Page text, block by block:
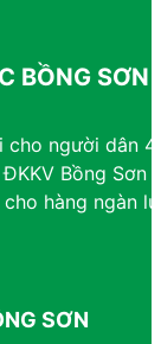
BỒNG SƠN
người dân
Bồng
hàng ngàn
SƠN